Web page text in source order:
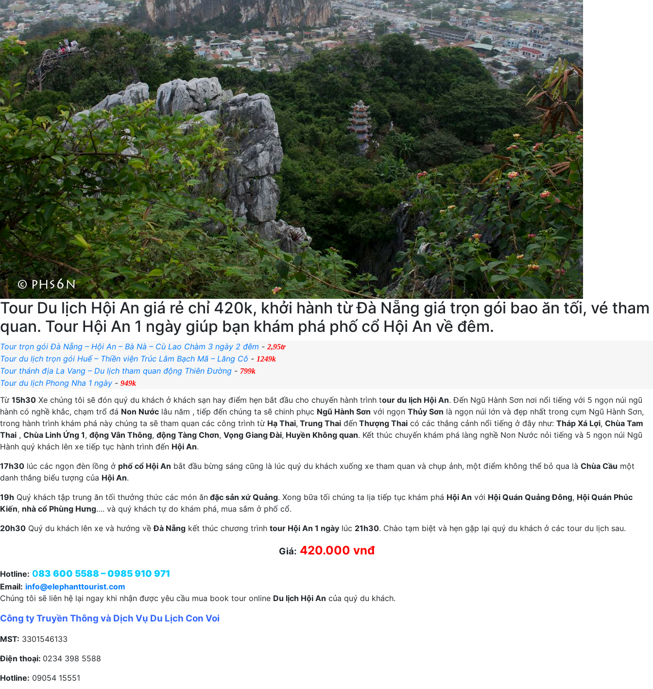
Tour Du lịch Hội An giá rẻ chỉ 420k, khởi hành từ Đà Nẵng giá trọn gói bao ăn tối, vé tham
quan. Tour Hội An 1 ngày giúp bạn khám phá phố cổ Hội An về đêm.
Tour trọn gói Đà Nẵng – Hội An – Bà Nà – Cù Lao Chàm 3 ngày 2 đêm - 2,95tr
Tour du lịch trọn gói Huế – Thiền viện Trúc Lâm Bạch Mã – Lăng Cô - 1249k
Tour thánh địa La Vang – Du lịch tham quan động Thiên Đường - 799k
Tour du lịch Phong Nha 1 ngày - 949k
Từ 15h30 Xe chúng tôi sẽ đón quý du khách ở khách sạn hay điểm hẹn bắt đầu cho chuyến hành trình tour du lịch Hội An. Đến Ngũ Hành Sơn nơi nổi tiếng với 5 ngọn núi ngũ
hành có nghề khắc, chạm trổ đá Non Nước lâu năm , tiếp đến chúng ta sẽ chinh phục Ngũ Hành Sơn với ngọn Thủy Sơn là ngọn núi lớn và đẹp nhất trong cụm Ngũ Hành Sơn,
trong hành trình khám phá này chúng ta sẽ tham quan các công trình từ Hạ Thai, Trung Thai đến Thượng Thai có các thắng cảnh nổi tiếng ở đây như: Tháp Xá Lợi, Chùa Tam
Thai , Chùa Linh Ứng 1, động Vân Thông, động Tàng Chơn, Vọng Giang Đài, Huyền Không quan. Kết thúc chuyến khám phá làng nghề Non Nước nỏi tiếng và 5 ngọn núi Ngũ
Hành quý khách lên xe tiếp tục hành trình đến Hội An.
17h30 lúc các ngọn đèn lồng ở phố cổ Hội An bắt đầu bừng sáng cũng là lúc quý du khách xuống xe tham quan và chụp ảnh, một điểm không thể bỏ qua là Chùa Cầu một
danh thắng biểu tượng của Hội An.
19h Quý khách tập trung ăn tối thưởng thức các món ăn đặc sản xứ Quảng. Xong bữa tối chúng ta lịa tiếp tục khám phá Hội An với Hội Quán Quảng Đông, Hội Quán Phúc
Kiến, nhà cổ Phùng Hưng…. và quý khách tự do khám phá, mua sắm ở phố cổ.
20h30 Quý du khách lên xe và hướng vềĐà Nẵng kết thúc chương trình tour Hội An 1 ngày lúc 21h30. Chào tạm biệt và hẹn gặp lại quý du khách ở các tour du lịch sau.
Giá: 420.000 vnđ
Hotline: 083 600 5588 – 0985 910 971
Email: info@elephanttourist.com
Chúng tôi sẽ liên hệ lại ngay khi nhận được yêu cầu mua book tour online Du lịch Hội An của quý du khách.
Công ty Truyền Thông và Dịch Vụ Du Lịch Con Voi
MST: 3301546133
Điện thoại: 0234 398 5588
Hotline: 09054 15551